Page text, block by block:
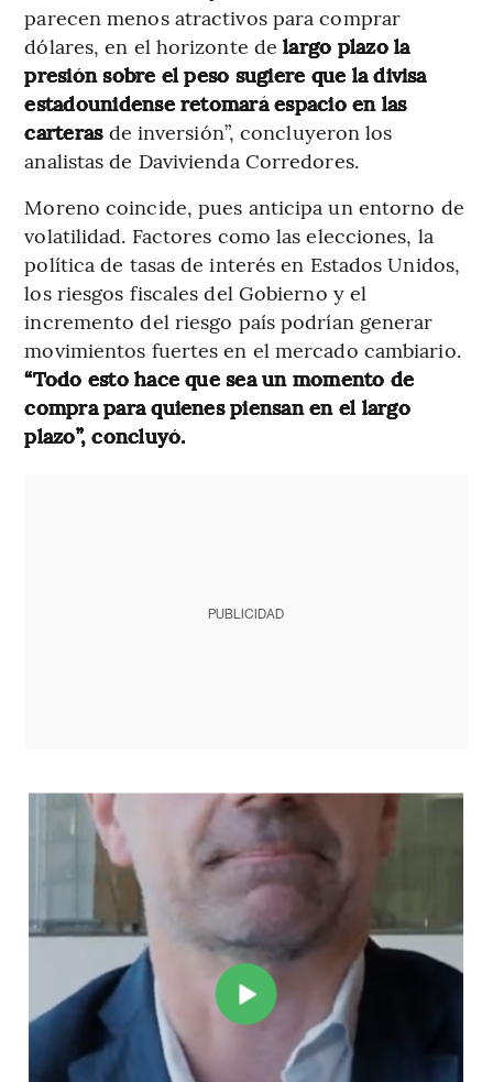
parecen menos atractivos para comprar
dólares, en el horizonte delargo plazo la
presión sobre el peso sugiere que la divisa
estadounidense retomará espacio en las
carteras de inversión”, concluyeron los
analistas de Davivienda Corredores.
Moreno coincide, pues anticipa un entorno de
volatilidad. Factores como las elecciones, la
política de tasas de interés en Estados Unidos,
los riesgos fiscales del Gobierno y el
incremento del riesgo país podrían generar
movimientos fuertes en el mercado cambiario.
“Todo esto hace que sea un momento de
compra para quienes piensan en el largo
plazo”, concluyó.
PUBLICIDAD